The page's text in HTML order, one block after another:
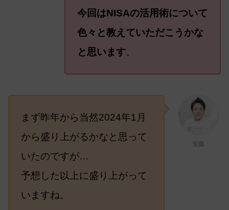
今回はNISAの活用術について
色々と教えていただこうかな
と思います。
安藤
まず昨年から当然2024年1月
から盛り上がるかなと思って
いたのですが…
予想した以上に盛り上がって
いますね。